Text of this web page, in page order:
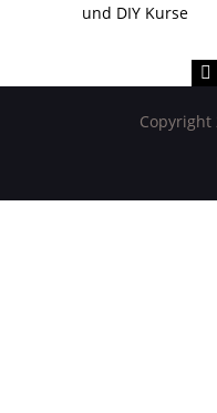
Instagram hat keinen
Copyright